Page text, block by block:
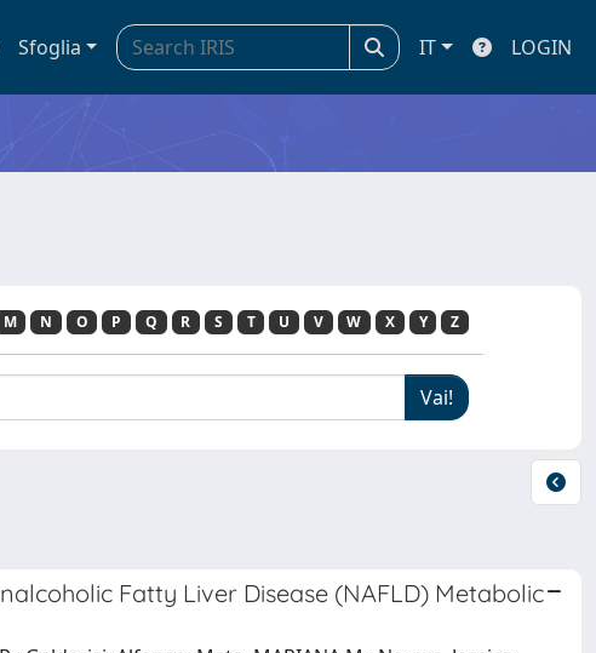
Sfoglia IT LOGIN
M N O P Q R S T U V W X Y Z
Fatty Liver Disease (NAFLD) Metabolic